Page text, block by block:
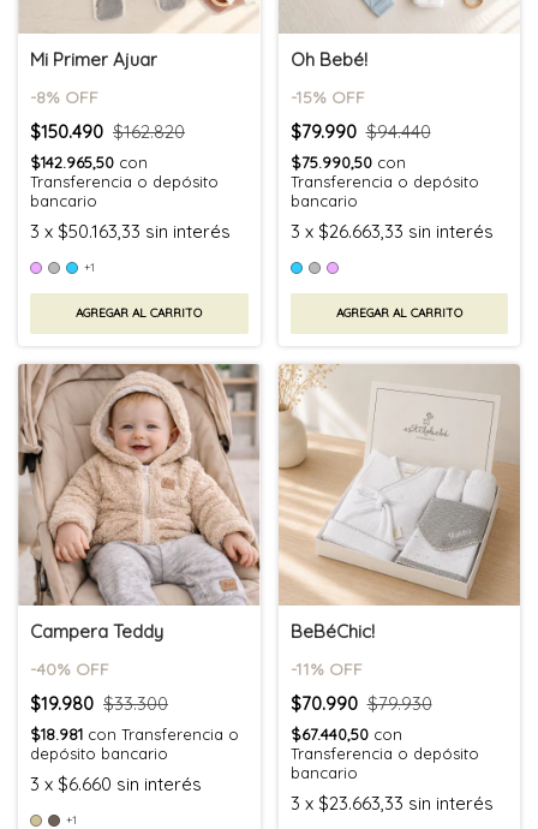
Mi Primer Ajuar
-8% OFF
$150.490 $162.820
$142.965,50 con
Transferencia o depósito
bancario
3 x $50.163,33 sin interés
+1
AGREGAR AL CARRITO
Oh Bebé!
-15% OFF
$79.990 $94.440
$75.990,50 con
Transferencia o depósito
bancario
3 x $26.663,33 sin interés
AGREGAR AL CARRITO
Campera Teddy
-40% OFF
$19.980 $33.300
$18.981 con Transferencia o
depósito bancario
3 x $6.660 sin interés
+1
BeBéChic!
-11% OFF
$70.990 $79.930
$67.440,50 con
Transferencia o depósito
bancario
3 x $23.663,33 sin interés